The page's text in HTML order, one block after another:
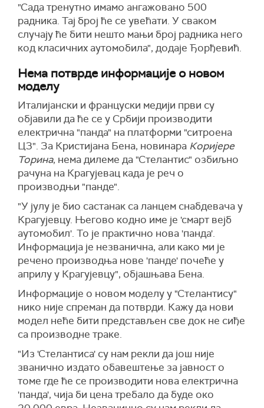
"Сада тренутно имамо ангажовано 500
радника. Тај број ће се увећати. У сваком
случају ће бити нешто мањи број радника него
код класичних аутомобила", додаје Ђорђевић.
Нема потврде информације о новом
моделу
Италијански и француски медији први су
објавили да ће се у Србији производити
електрична "панда" на платформи "ситроена
Ц3". За Кристијана Бена, новинара Коријере
Торина, нема дилеме да "Стелантис" озбиљно
рачуна на Крагујевац када је реч о
производњи "панде".
"У јулу је био састанак са ланцем снабдевача у
Крагујевцу. Његово кодно име је 'смарт вејб
аутомобил'. То је практично нова 'панда'.
Информација је незванична, али како ми је
речено производња нове 'панде' почеће у
априлу у Крагујевцу", објашњава Бена.
Информације о новом моделу у "Стелантису"
нико није спреман да потврди. Кажу да нови
модел неће бити представљен све док не сиђе
са производне траке.
"Из 'Стелантиса' су нам рекли да још није
званично издато обавештење за јавност о
томе где ће се производити нова електрична
'панда', чија би цена требало да буде око